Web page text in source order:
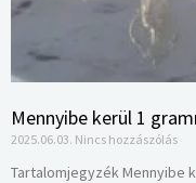
Mennyibe kerül 1
2025.06.03. Nincs hozzászólás
Tartalomjegyzék Mennyibe